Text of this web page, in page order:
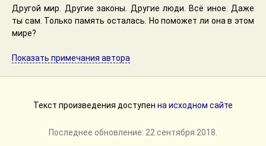
Другой мир. Другие законы. Другие люди. Всё иное. Даже
ты сам. Только память осталась. Но поможет ли она в этом
мире?
Показать примечания автора
Текст произведения доступен на исходном сайте
Последнее обновление: 22 сентября 2018.